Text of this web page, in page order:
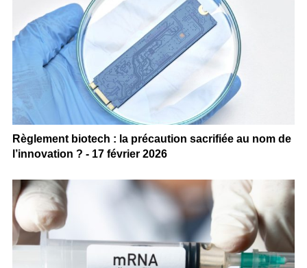
Règlement biotech : la précaution sacrifiée au nom de
l’innovation ? - 17 février 2026